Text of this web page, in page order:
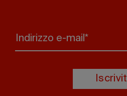
Indirizzo e-mail*